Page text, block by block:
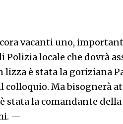
vacanti uno,
locale che dovrà
lizza è stata la goriziana
colloquio. Ma bisognerà
stata la comandante
—